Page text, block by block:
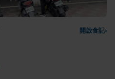
開啟食記›